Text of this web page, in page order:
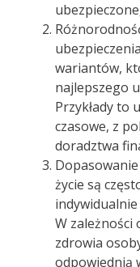
wariantów,
najlepszego
Przykłady to
czasowe, z
doradztwa
życie są
W zależności
zdrowia
odpowiednią